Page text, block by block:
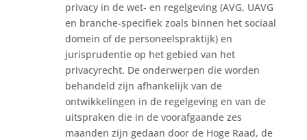
privacy in de wet- en regelgeving (AVG, UAVG
en branche-specifiek zoals binnen het sociaal
domein of de personeelspraktijk) en
jurisprudentie op het gebied van het
privacyrecht. De onderwerpen die worden
behandeld zijn afhankelijk van de
ontwikkelingen in de regelgeving en van de
uitspraken die in de voorafgaande zes
maanden zijn gedaan door de Hoge Raad, de